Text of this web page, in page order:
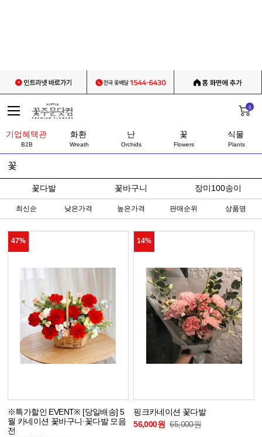
0
기업혜택관
B2B
화환
Wreath
난
Orchids
꽃
Flowers
식물
Plants
꽃
꽃다발 꽃바구니 장미100송이
최신순 낮은가격 높은가격 판매순위 상품명
47%
※특가할인 EVENT※ [당일배송] 5
월 카네이션 꽃바구니·꽃다발 모음
전
14%
핑크카네이션 꽃다발
56,000원 65,000원